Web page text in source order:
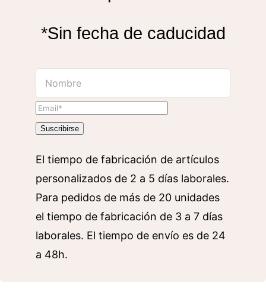
*Sin fecha de caducidad
Suscribirse
El tiempo de fabricación de artículos
personalizados de 2 a 5 días laborales.
Para pedidos de más de 20 unidades
el tiempo de fabricación de 3 a 7 días
laborales. El tiempo de envío es de 24
a 48h.